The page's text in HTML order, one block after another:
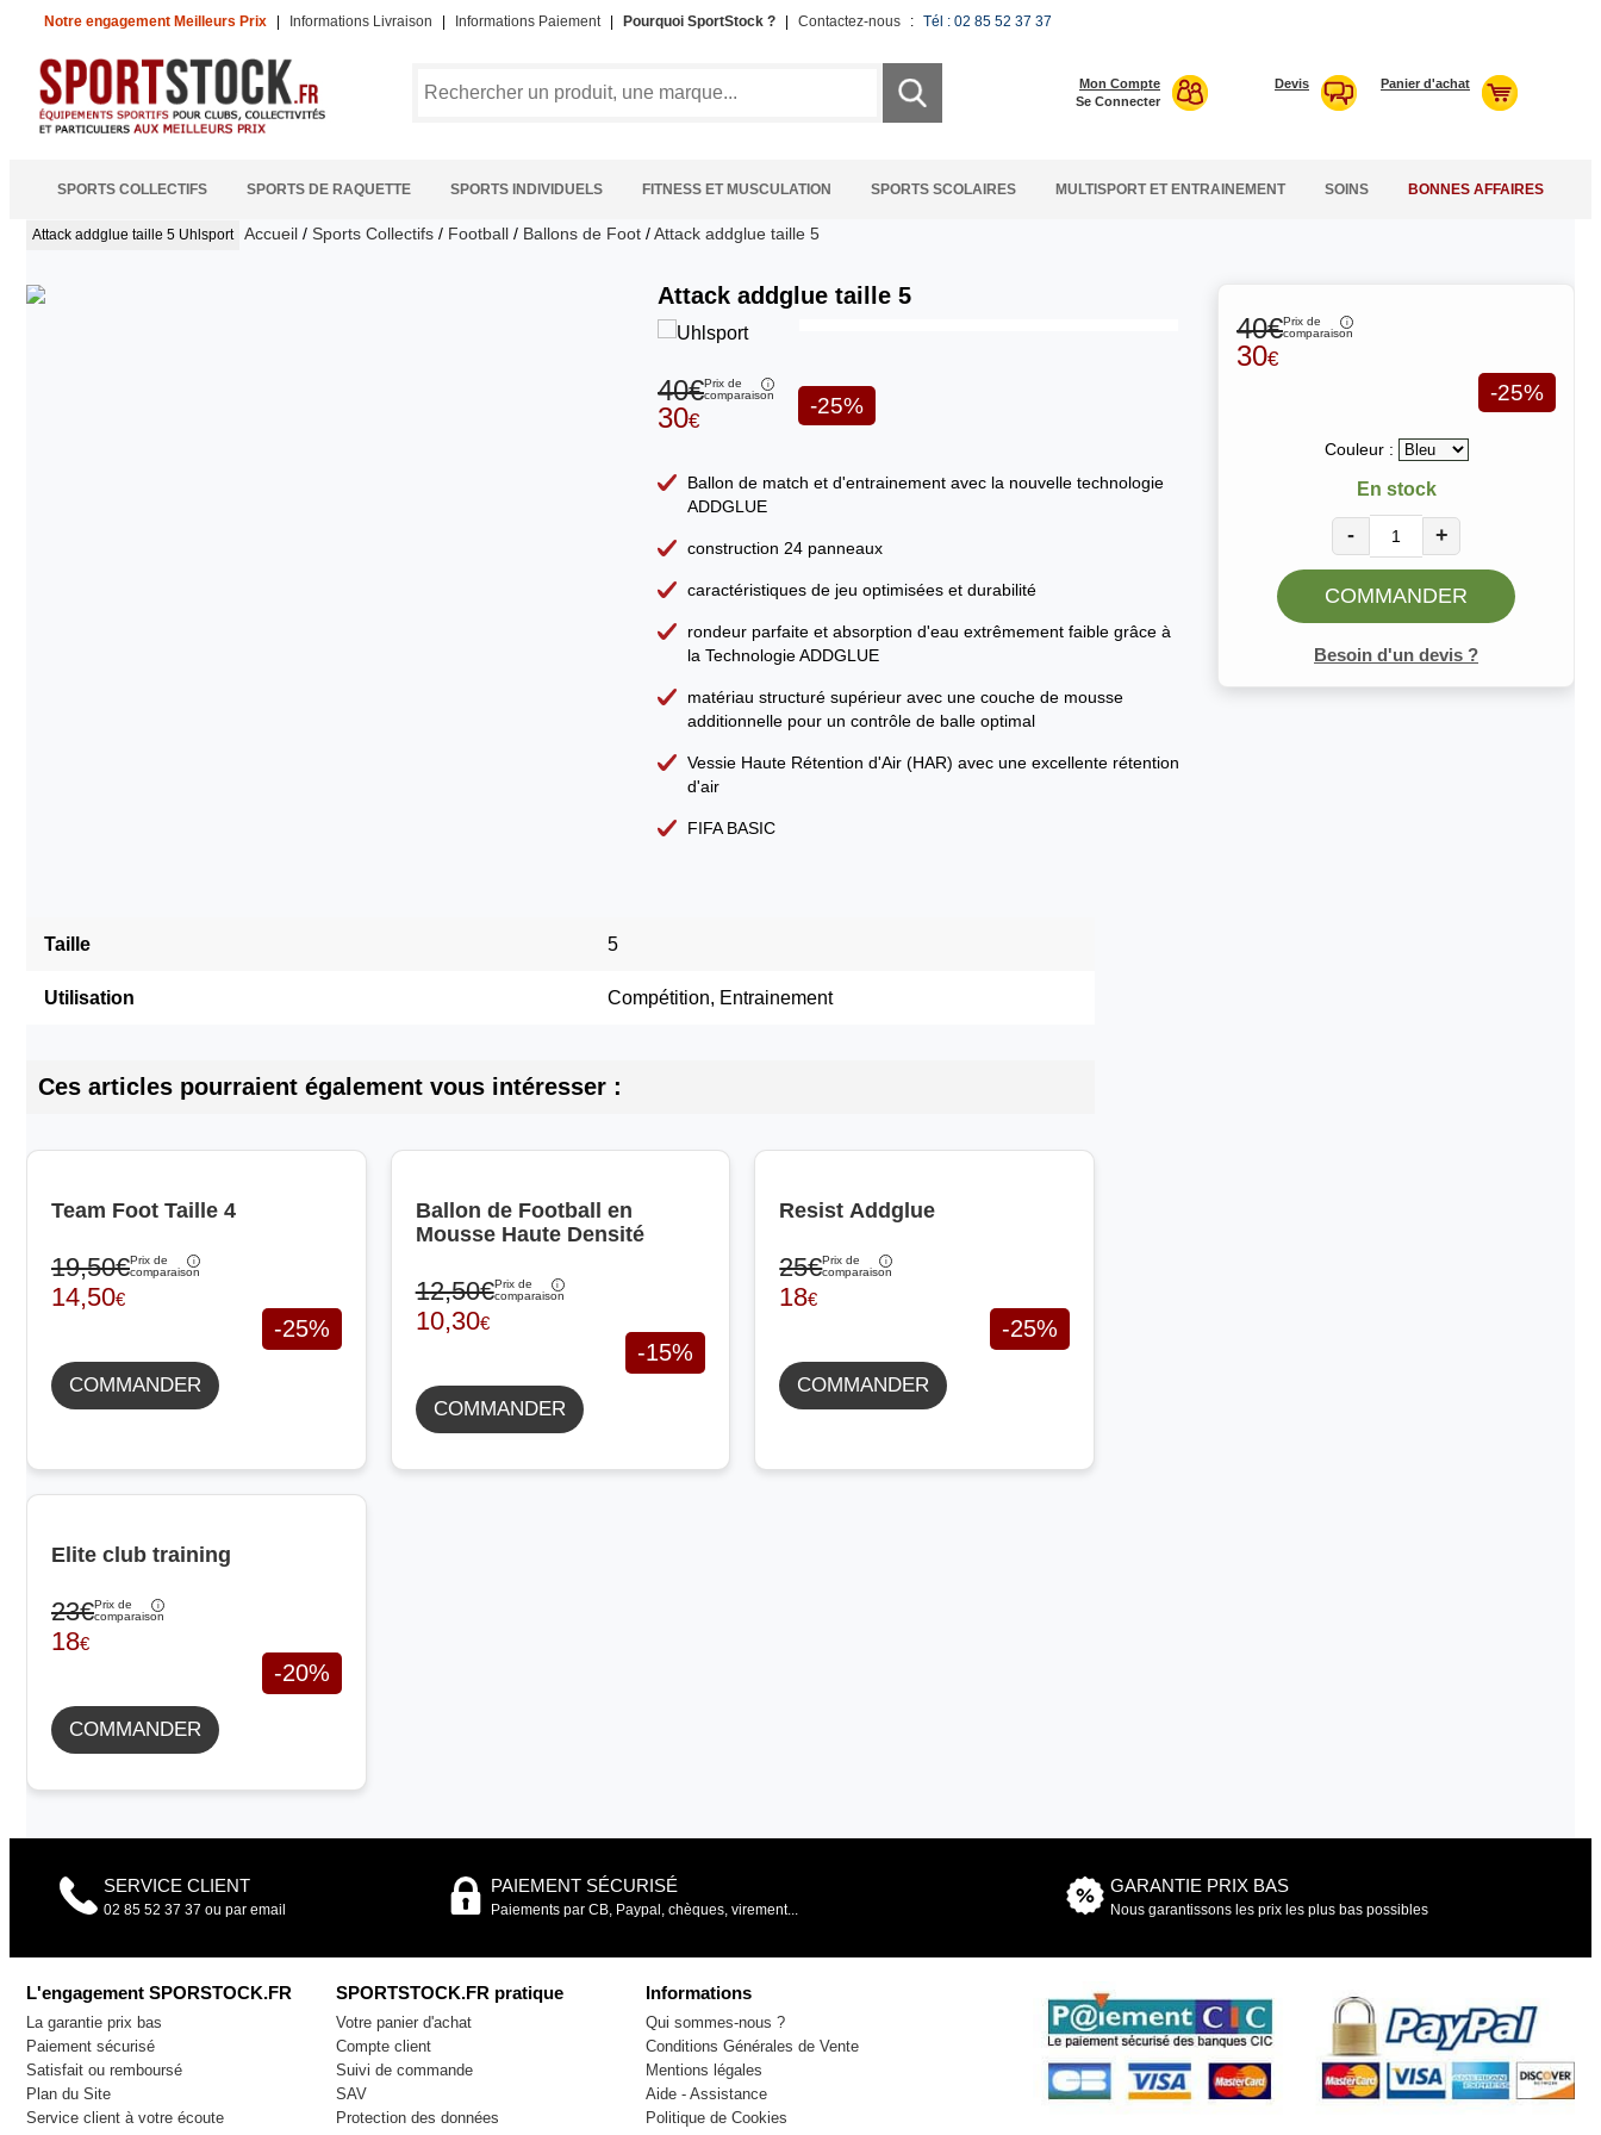
Notre engagement Meilleurs Prix Informations Livraison Informations Paiement Pourquoi SportStock ? Contactez-nous : Tél : 02 85 52 37 37
Mon Compte
Se Connecter
Devis Panier d'achat
SPORTS COLLECTIFS SPORTS DE RAQUETTE SPORTS INDIVIDUELS FITNESS ET MUSCULATION SPORTS SCOLAIRES MULTISPORT ET ENTRAINEMENT SOINS BONNES AFFAIRES
Attack addglue taille 5 Uhlsport Accueil / Sports Collectifs / Football / Ballons de Foot /Attack addglue taille 5
40€Prix de
comparaison
30€
-25%
Couleur :
En stock
- +
COMMANDER
Besoin d'un devis ?
Attack addglue taille 5
40€Prix de
comparaison
30€
-25%
Ballon de match et d'entrainement avec la nouvelle technologie
ADDGLUE
construction 24 panneaux
caractéristiques de jeu optimisées et durabilité
rondeur parfaite et absorption d'eau extrêmement faible grâce à
la Technologie ADDGLUE
matériau structuré supérieur avec une couche de mousse
additionnelle pour un contrôle de balle optimal
Vessie Haute Rétention d'Air (HAR) avec une excellente rétention
d'air
FIFA BASIC
Taille 5
Utilisation Compétition, Entrainement
Ces articles pourraient également vous intéresser :
Team Foot Taille 4
19,50€Prix de
comparaison
14,50€
-25%
COMMANDER
Ballon de Football en
Mousse Haute Densité
12,50€Prix de
comparaison
10,30€
-15%
COMMANDER
Resist Addglue
25€Prix de
comparaison
18€
-25%
COMMANDER
Elite club training
23€Prix de
comparaison
18€
-20%
COMMANDER
SERVICE CLIENT
02 85 52 37 37 ou par email
PAIEMENT SÉCURISÉ
Paiements par CB, Paypal, chèques, virement...
GARANTIE PRIX BAS
Nous garantissons les prix les plus bas possibles
L'engagement SPORSTOCK.FR
La garantie prix bas
Paiement sécurisé
Satisfait ou remboursé
Plan du Site
Service client à votre écoute
SPORTSTOCK.FR pratique
Votre panier d'achat
Compte client
Suivi de commande
SAV
Protection des données
Informations
Qui sommes-nous ?
Conditions Générales de Vente
Mentions légales
Aide - Assistance
Politique de Cookies